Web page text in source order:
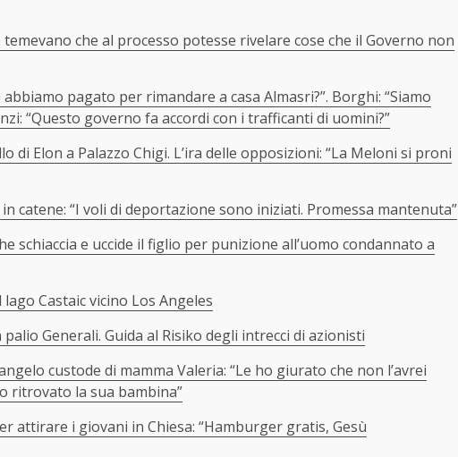
temevano che al processo potesse rivelare cose che il Governo non
pagato per rimandare a casa Almasri?”. Borghi: “Siamo
“Questo governo fa accordi con i trafficanti di uomini?”
di Elon a Palazzo Chigi. L’ira delle opposizioni: “La Meloni si proni
catene: “I voli di deportazione sono iniziati. Promessa mantenuta”
schiaccia e uccide il figlio per punizione all’uomo condannato a
Castaic vicino Los Angeles
Generali. Guida al Risiko degli intrecci di azionisti
custode di mamma Valeria: “Le ho giurato che non l’avrei
ritrovato la sua bambina”
attirare i giovani in Chiesa: “Hamburger gratis, Gesù